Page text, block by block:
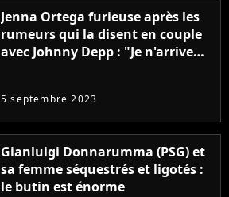
Jenna Ortega furieuse après les
rumeurs qui la disent en couple
avec Johnny Depp : "Je n'arrive
5 septembre 2023
Gianluigi Donnarumma (PSG) et
sa femme séquestrés et ligotés :
le butin est énorme